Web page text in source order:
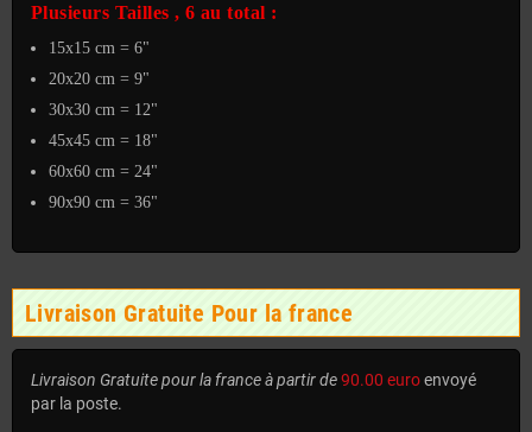
Plusieurs Tailles , 6 au total :
15x15 cm = 6"
20x20 cm = 9"
30x30 cm = 12"
45x45 cm = 18"
60x60 cm = 24"
90x90 cm = 36"
Livraison Gratuite Pour la france
Livraison Gratuite pour la france à partir de90.00 euroenvoyé
par la poste.